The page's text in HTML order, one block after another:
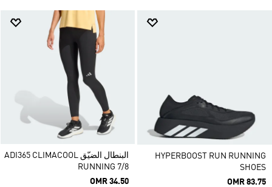
HYPERBOOST RUN RUNNING
SHOES
OMR 83.75
البنطال الضيّق ADI365 CLIMACOOL
RUNNING 7/8
OMR 34.50